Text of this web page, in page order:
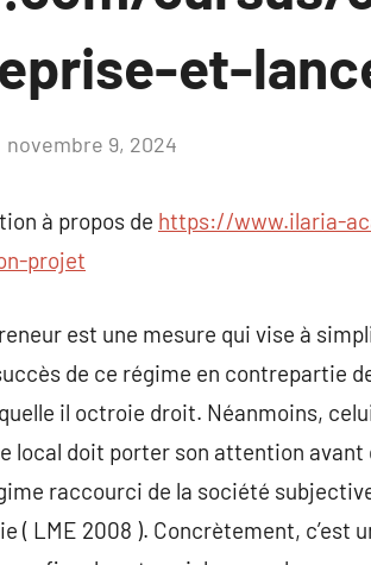
et-
novembre 9, 2024
à propos de https://www.ilaria-
projet
est une mesure qui vise à
de ce régime en contrepartie
il octroie droit. Néanmoins,
local doit porter son attention
raccourci de la société
( LME 2008 ). Concrètement,